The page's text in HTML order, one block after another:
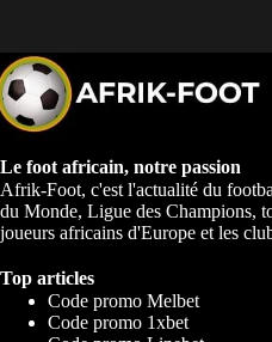
Le foot africain, notre passion
Afrik-Foot, c'est l'actualité du
du Monde, Ligue des Champions,
joueurs africains d'Europe et les
Top articles
Code promo Melbet
Code promo 1xbet